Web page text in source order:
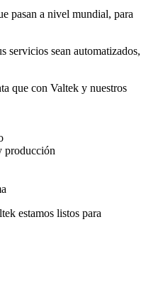
pasan a nivel mundial, para
servicios sean automatizados,
que con Valtek y nuestros
producción
estamos listos para